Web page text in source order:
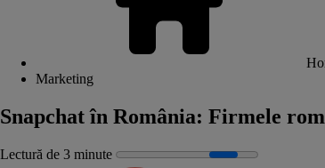
Marketing
Snapchat în România: Firmele
Lectură de 3 minute